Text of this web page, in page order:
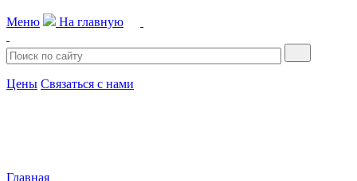
Меню На главную
Цены Связаться с нами
Главная